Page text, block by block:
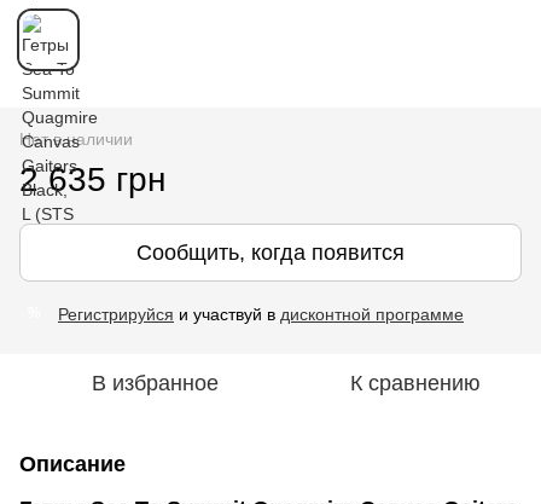
Нет в наличии
2 635 грн
Сообщить, когда появится
Регистрируйся и участвуй в дисконтной программе
В избранное К сравнению
Описание